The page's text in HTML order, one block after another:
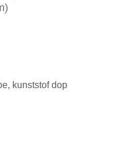
kunststof dop